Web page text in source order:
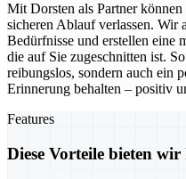
Mit Dorsten als Partner
sicheren Ablauf verlassen. Wir
Bedürfnisse und erstellen eine
die auf Sie zugeschnitten ist.
reibungslos, sondern auch ein
Erinnerung behalten – positiv
Features
Diese Vorteile bieten wir